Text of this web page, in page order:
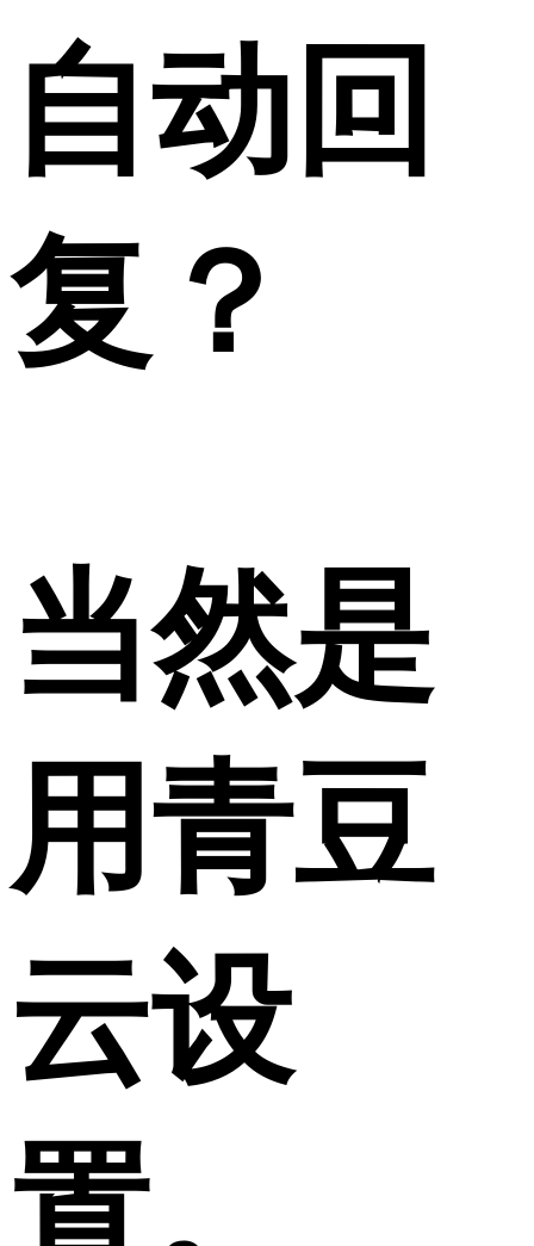
自动回
复？
当然是
用青豆
云设
置。